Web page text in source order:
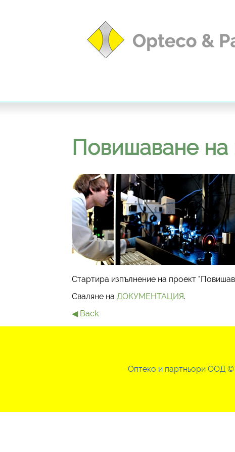
Повишаване на
Стартира изпълнение на проект
Сваляне на ДОКУМЕНТАЦИЯ.
◀ Back
Оптеко и партньори ООД ©